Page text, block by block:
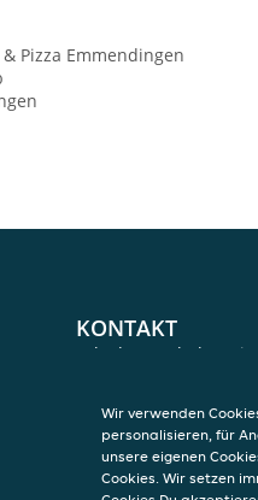
Pizza Emmendingen
KONTAKT
Arkadas - Kebab &
79312 Emmendingen
Wir verwenden
personalisieren, für
unsere eigenen
Cookies. Wir setzen